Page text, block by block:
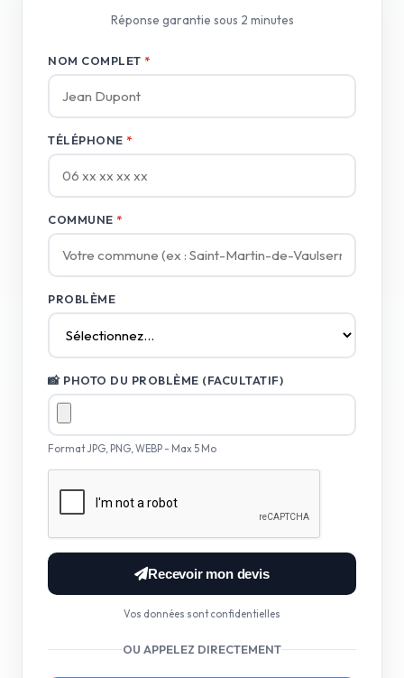
Réponse garantie sous 2 minutes
NOM COMPLET *
TÉLÉPHONE *
COMMUNE *
PROBLÈME
📸 PHOTO DU PROBLÈME (FACULTATIF)
Format JPG, PNG, WEBP - Max 5 Mo
Recevoir mon devis
Vos données sont confidentielles
OU APPELEZ DIRECTEMENT